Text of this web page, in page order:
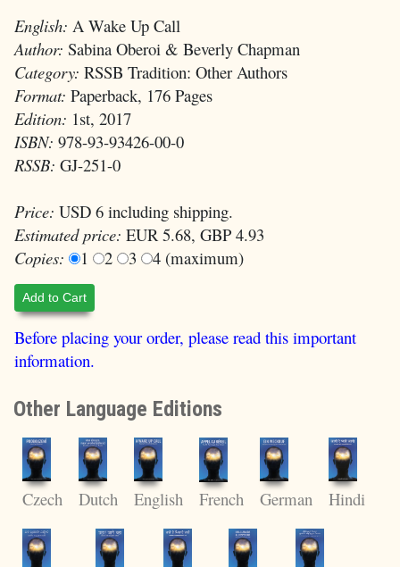
English: A Wake Up Call
Author: Sabina Oberoi & Beverly Chapman
Category: RSSB Tradition: Other Authors
Format: Paperback, 176 Pages
Edition: 1st, 2017
ISBN: 978-93-93426-00-0
RSSB: GJ-251-0
Price: USD 6 including shipping.
Estimated price: EUR 5.68, GBP 4.93
Copies:
1 2 3 4 (maximum)
Add to Cart
Before placing your order, please read this important
information.
Other Language Editions
Czech Dutch English French German Hindi